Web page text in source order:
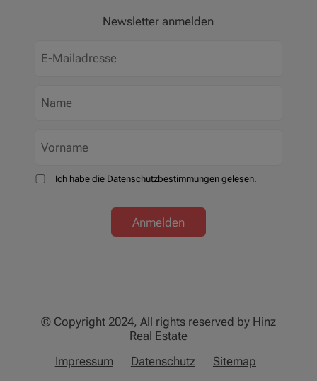
Newsletter anmelden
Ich habe die Datenschutzbestimmungen gelesen.
Anmelden
© Copyright 2024, All rights reserved by Hinz
Real Estate
Impressum
Datenschutz Sitemap